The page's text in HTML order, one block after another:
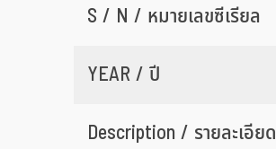
S / N / หมายเลขซีเรียล
YEAR / ปี
Description / รายละเอียด